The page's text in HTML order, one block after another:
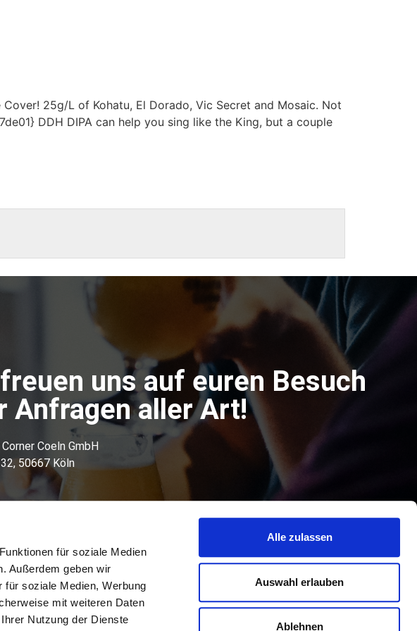
für soziale Medien
Außerdem geben wir
für soziale Medien, Werbung
mit weiteren Daten
Nutzung der Dienste
Alle zulassen
Auswahl erlauben
Ablehnen
25g/L of Kohatu, El Dorado, Vic Secret and Mosaic. Not
DDH DIPA can help you sing like the King, but a couple
uns auf euren Besuch
Anfragen aller Art!
Coeln GmbH
50667 Köln